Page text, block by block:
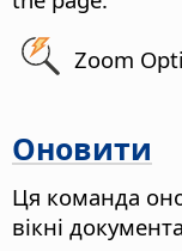
Zoom
Оновити
Ця команда
вікні